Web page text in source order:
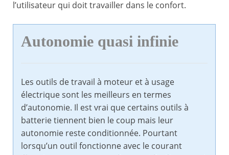
l’utilisateur qui doit travailler dans le confort.
Autonomie quasi infinie
Les outils de travail à moteur et à usage
électrique sont les meilleurs en termes
d’autonomie. Il est vrai que certains outils à
batterie tiennent bien le coup mais leur
autonomie reste conditionnée. Pourtant
lorsqu’un outil fonctionne avec le courant